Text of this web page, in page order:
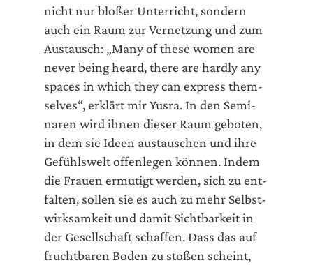
nicht nur blo­ßer Unter­richt, son­dern
auch ein Raum zur Ver­net­zung und zum
Aus­tausch: „Many of the­se women are
never being heard, the­re are hard­ly any
spaces in which they can express them­
sel­ves“, erklärt mir Yus­ra. In den Semi­
na­ren wird ihnen die­ser Raum gebo­ten,
in dem sie Ideen aus­tau­schen und ihre
Gefühls­welt offen­le­gen kön­nen. Indem
die Frau­en ermu­tigt wer­den, sich zu ent­
fal­ten, sol­len sie es auch zu mehr Selbst­
wirk­sam­keit und damit Sicht­bar­keit in
der Gesell­schaft schaf­fen. Dass das auf
frucht­ba­ren Boden zu sto­ßen scheint,